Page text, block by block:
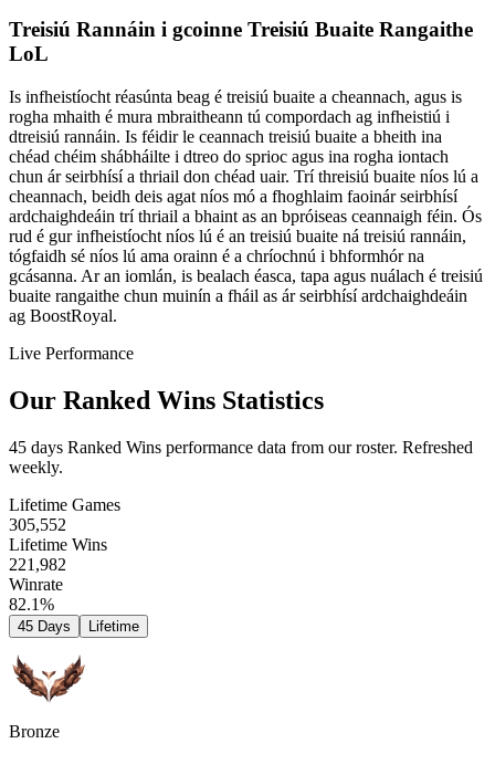
Treisiú Rannáin i gcoinne Treisiú Buaite Rangaithe
LoL
Is infheistíocht réasúnta beag é treisiú buaite a cheannach, agus is
rogha mhaith é mura mbraitheann tú compordach ag infheistiú i
dtreisiú rannáin. Is féidir le ceannach treisiú buaite a bheith ina
chéad chéim shábháilte i dtreo do sprioc agus ina rogha iontach
chun ár seirbhísí a thriail don chéad uair. Trí threisiú buaite níos lú a
cheannach, beidh deis agat níos mó a fhoghlaim faoinár seirbhísí
ardchaighdeáin trí thriail a bhaint as an bpróiseas ceannaigh féin. Ós
rud é gur infheistíocht níos lú é an treisiú buaite ná treisiú rannáin,
tógfaidh sé níos lú ama orainn é a chríochnú i bhformhór na
gcásanna. Ar an iomlán, is bealach éasca, tapa agus nuálach é treisiú
buaite rangaithe chun muinín a fháil as ár seirbhísí ardchaighdeáin
ag BoostRoyal.
Live Performance
Our Ranked Wins Statistics
45 days Ranked Wins performance data from our roster. Refreshed
weekly.
Lifetime Games
305,552
Lifetime Wins
221,982
Winrate
82.1%
45 Days Lifetime
Bronze